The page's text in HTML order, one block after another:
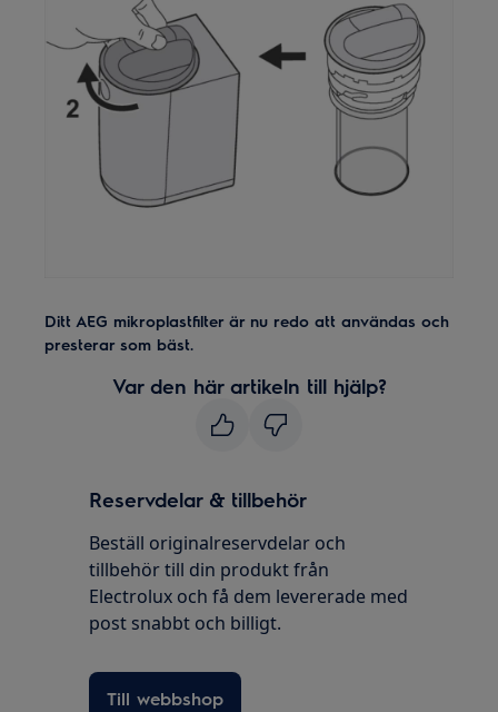
Ditt AEG mikroplastfilter är nu redo att användas och
presterar som bäst.
Var den här artikeln till hjälp?
Reservdelar & tillbehör
Beställ originalreservdelar och
tillbehör till din produkt från
Electrolux och få dem levererade med
post snabbt och billigt.
Till webbshop